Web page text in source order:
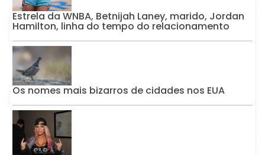
Estrela da WNBA, Betnijah Laney, marido, Jordan
Hamilton, linha do tempo do relacionamento
Os nomes mais bizarros de cidades nos EUA